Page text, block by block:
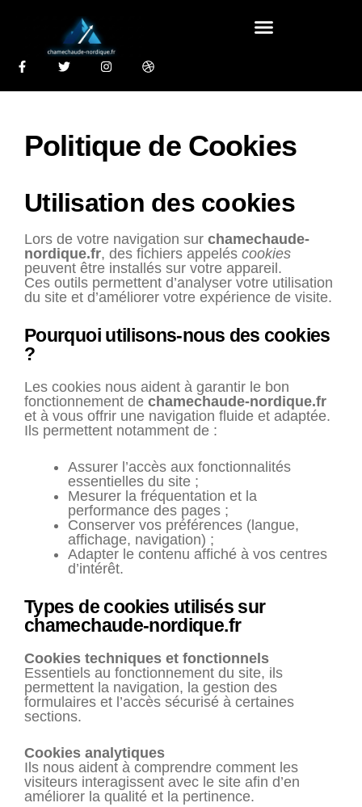
Politique de Cookies
Utilisation des cookies
Lors de votre navigation sur chamechaude-
nordique.fr, des fichiers appelés cookies
peuvent être installés sur votre appareil.
Ces outils permettent d’analyser votre utilisation
du site et d’améliorer votre expérience de visite.
Pourquoi utilisons-nous des cookies
?
Les cookies nous aident à garantir le bon
fonctionnement de chamechaude-nordique.fr
et à vous offrir une navigation fluide et adaptée.
Ils permettent notamment de :
Assurer l’accès aux fonctionnalités
essentielles du site ;
Mesurer la fréquentation et la
performance des pages ;
Conserver vos préférences (langue,
affichage, navigation) ;
Adapter le contenu affiché à vos centres
d’intérêt.
Types de cookies utilisés sur
chamechaude-nordique.fr
Cookies techniques et fonctionnels
Essentiels au fonctionnement du site, ils
permettent la navigation, la gestion des
formulaires et l’accès sécurisé à certaines
sections.
Cookies analytiques
Ils nous aident à comprendre comment les
visiteurs interagissent avec le site afin d’en
améliorer la qualité et la pertinence.